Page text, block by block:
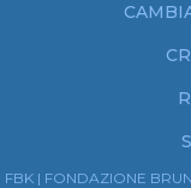
FBK | FONDAZIONE